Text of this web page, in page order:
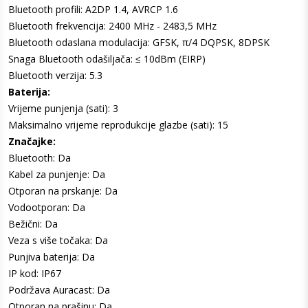
Bluetooth profili: A2DP 1.4, AVRCP 1.6
Bluetooth frekvencija: 2400 MHz - 2483,5 MHz
Bluetooth odaslana modulacija: GFSK, π/4 DQPSK, 8DPSK
Snaga Bluetooth odašiljača: ≤ 10dBm (EIRP)
Bluetooth verzija: 5.3
Baterija:
Vrijeme punjenja (sati): 3
Maksimalno vrijeme reprodukcije glazbe (sati): 15
Značajke:
Bluetooth: Da
Kabel za punjenje: Da
Otporan na prskanje: Da
Vodootporan: Da
Bežični: Da
Veza s više točaka: Da
Punjiva baterija: Da
IP kod: IP67
Podržava Auracast: Da